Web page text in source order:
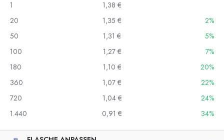
1
1,38 €
20
1,35 €
2%
50
1,31 €
5%
100
1,27 €
7%
180
1,10 €
20%
360
1,07 €
22%
720
1,04 €
24%
1.440
0,91 € 34%